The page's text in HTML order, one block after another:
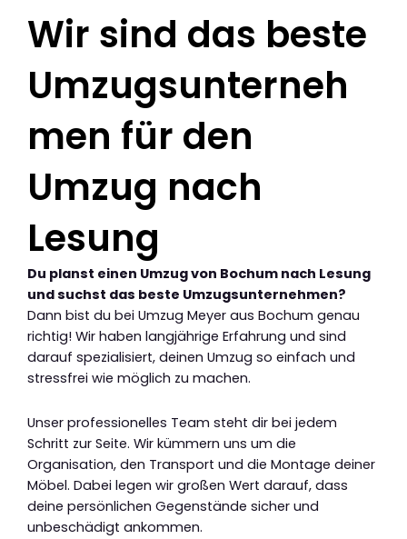
Wir sind das beste
Umzugsunterneh
men für den
Umzug nach
Lesung
Du planst einen Umzug von Bochum nach Lesung
und suchst das beste Umzugsunternehmen?
Dann bist du bei Umzug Meyer aus Bochum genau
richtig! Wir haben langjährige Erfahrung und sind
darauf spezialisiert, deinen Umzug so einfach und
stressfrei wie möglich zu machen.
Unser professionelles Team steht dir bei jedem
Schritt zur Seite. Wir kümmern uns um die
Organisation, den Transport und die Montage deiner
Möbel. Dabei legen wir großen Wert darauf, dass
deine persönlichen Gegenstände sicher und
unbeschädigt ankommen.